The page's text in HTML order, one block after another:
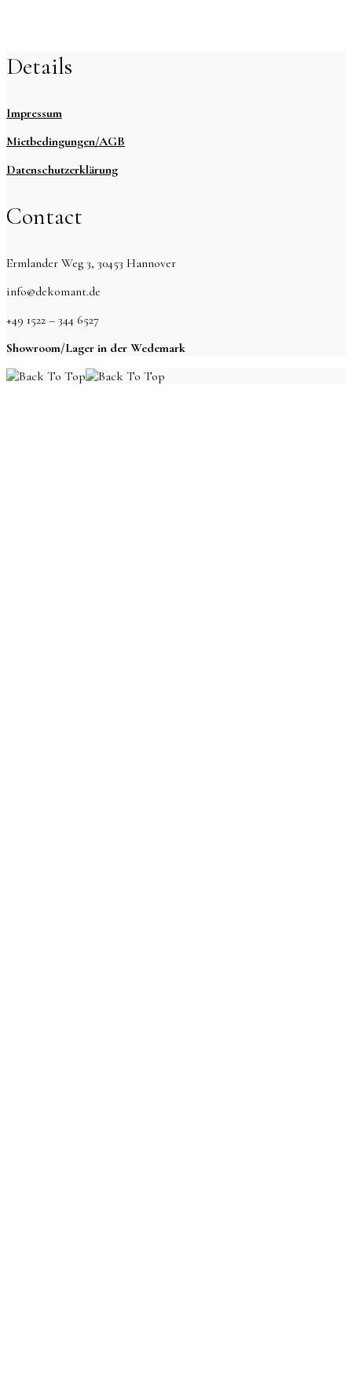
Details
Impressum
Mietbedingungen/AGB
Datenschutzerklärung
Contact
Ermlander Weg 3, 30453 Hannover
info@dekomant.de
+49 1522 – 344 6527
Showroom/Lager in der Wedemark